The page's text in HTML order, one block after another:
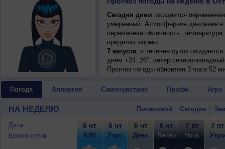
Сегодня днем ожидается
умеренный. Атмосферное давление
переменная облачность,
пределах нормы.
7 августа, в течение суток
днем +24..26°, ветер северо-
Прогноз погоды обновлен 3 часа 52
Погода Аллергия Самочувствие Профи Агро
НА НЕДЕЛЮ Почасовой Сегодня
Дата
Время суток
6 чт
6:00
6 чт
Утро
6 чт
День
6 чт
Вечер
7 пт
Ночь
7 пт
Утро